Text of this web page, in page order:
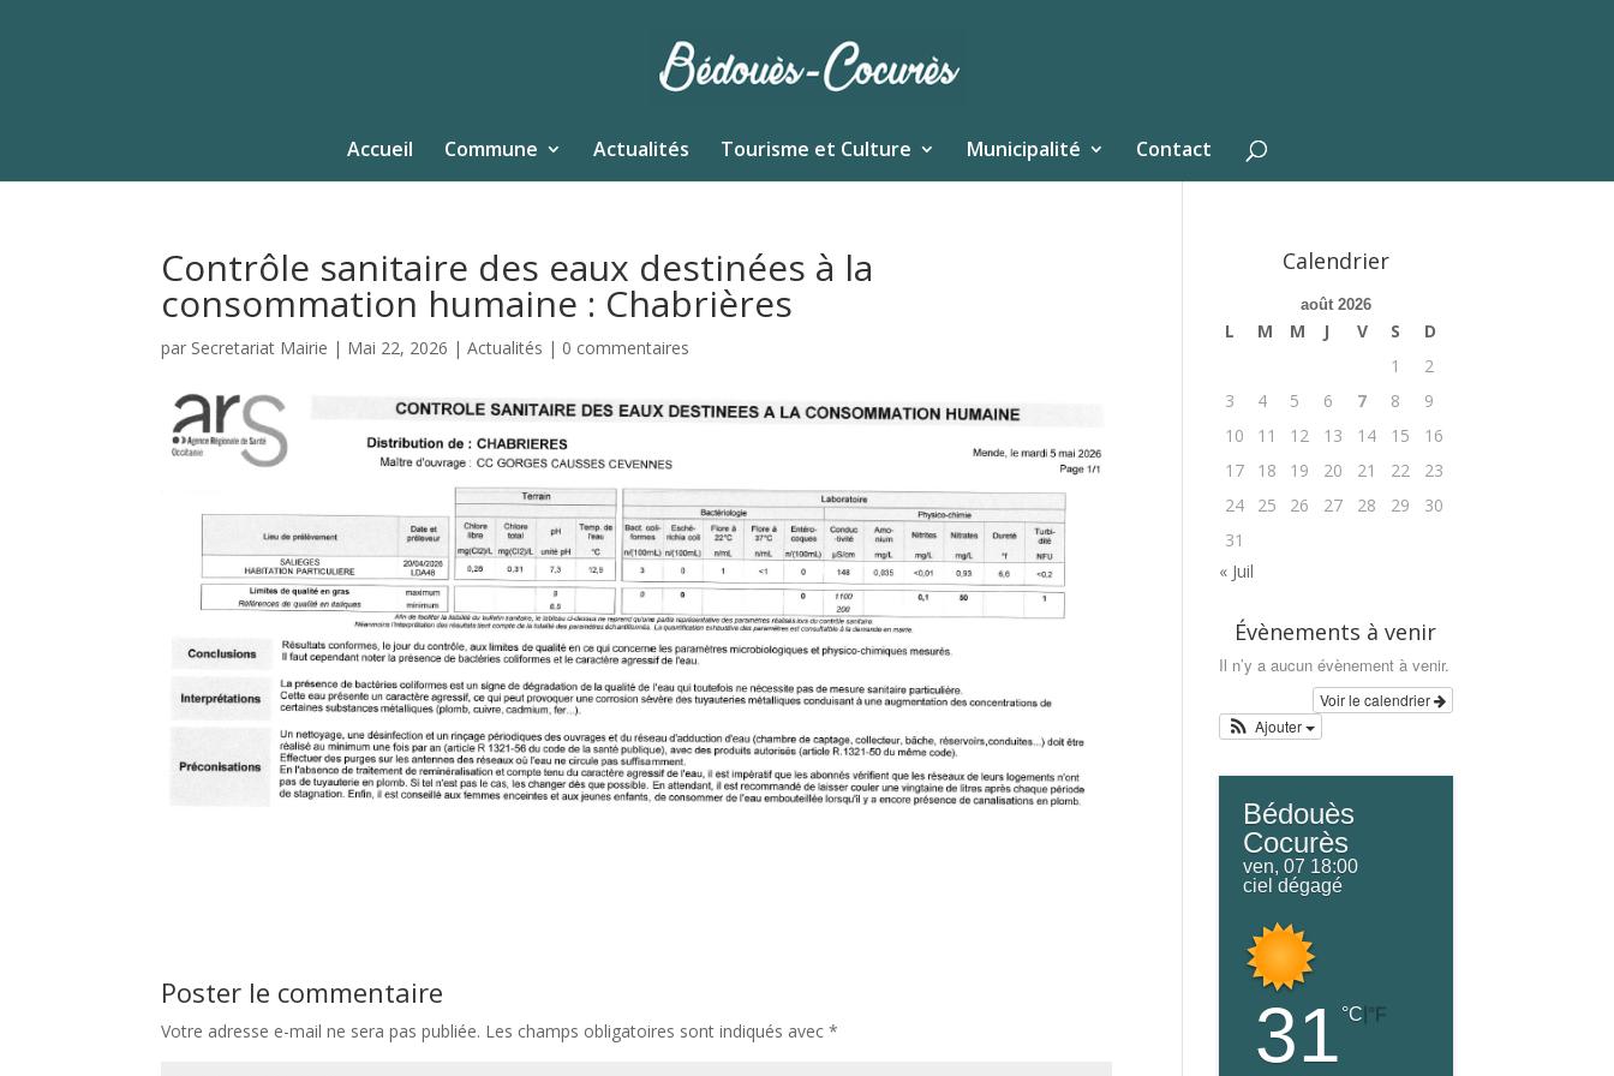
Accueil Commune Actualités Tourisme et Culture Municipalité Contact
Contrôle sanitaire des eaux destinées à la
consommation humaine : Chabrières
par Secretariat Mairie | Mai 22, 2026 |Actualités | 0 commentaires
Poster le commentaire
Votre adresse e-mail ne sera pas publiée. Les champs obligatoires sont indiqués avec*
Calendrier
août 2026
L M M J V S
D
1
2
3
4 5 6 7 8
9
10
11 12 13 14 15
16
17
18 19 20 21 22
23
24
25 26 27 28 29
30
31
« Juil
Évènements à venir
Il n’y a aucun évènement à venir.
Voir le calendrier
Ajouter
Bédouès
Cocurès
ven, 07 18:00
ciel dégagé
31 °C °F